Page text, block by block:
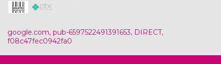
google.com, pub-6597522491391653, DIRECT,
f08c47fec0942fa0